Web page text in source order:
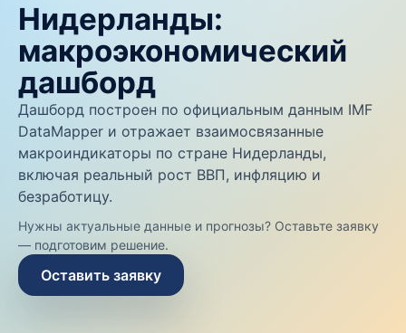
Нидерланды:
макроэкономический
дашборд
Дашборд построен по официальным данным IMF
DataMapper и отражает взаимосвязанные
макроиндикаторы по стране Нидерланды,
включая реальный рост ВВП, инфляцию и
безработицу.
Нужны актуальные данные и прогнозы? Оставьте заявку
— подготовим решение.
Оставить заявку